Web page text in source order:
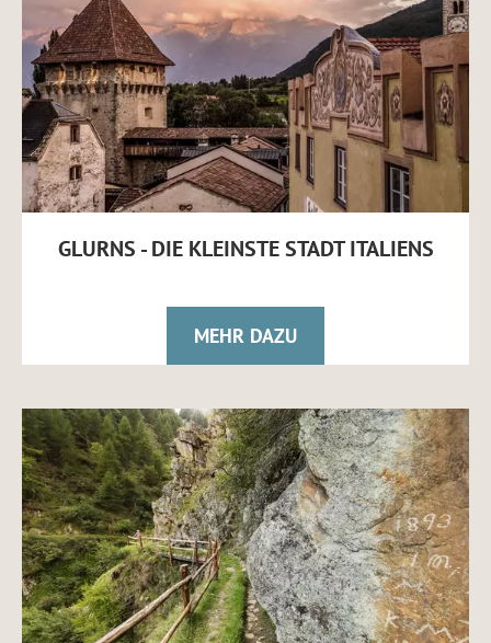
GLURNS - DIE KLEINSTE STADT ITALIENS
MEHR DAZU